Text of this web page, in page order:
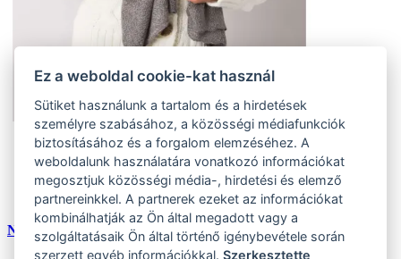
Univerzális
(1 ks)
Szállítás az otthoni:
Külső tároló (1 ks)
Szállítás 4-7 munkanapon belül
Női kötött sál ANNA szürke
Ez a weboldal cookie-kat használ
Sütiket használunk a tartalom és a hirdetések
személyre szabásához, a közösségi médiafunkciók
biztosításához és a forgalom elemzéséhez. A
weboldalunk használatára vonatkozó információkat
megosztjuk közösségi média-, hirdetési és elemző
partnereinkkel. A partnerek ezeket az információkat
kombinálhatják az Ön által megadott vagy a
szolgáltatásaik Ön által történő igénybevétele során
szerzett egyéb információkkal.Szerkesztette